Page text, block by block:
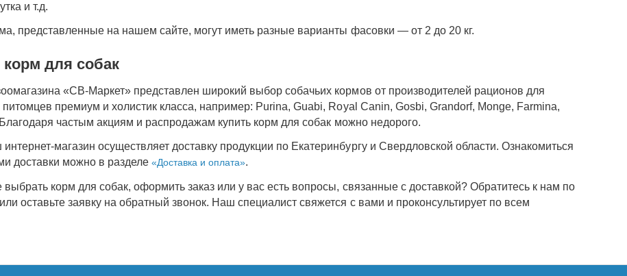
и т.д.
представленные на нашем сайте, могут иметь разные варианты фасовки — от 2 до 20 кг.
корм для собак
«СВ-Маркет» представлен широкий выбор собачьих кормов от производителей рационов для
премиум и холистик класса, например: Purina, Guabi, Royal Canin, Gosbi, Grandorf, Monge, Farmina,
частым акциям и распродажам купить корм для собак можно недорого.
магазин осуществляет доставку продукции по Екатеринбургу и Свердловской области. Ознакомиться
доставки можно в разделе«Доставка и оплата».
корм для собак, оформить заказ или у вас есть вопросы, связанные с доставкой? Обратитесь к нам по
оставьте заявку на обратный звонок. Наш специалист свяжется с вами и проконсультирует по всем